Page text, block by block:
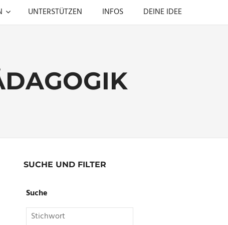
UNTERSTÜTZEN INFOS DEINE IDEE
SUCHE UND FILTER
Suche